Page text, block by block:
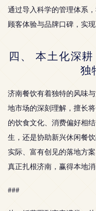
通过导入科学的管理体系
顾客体验与品牌口碑，实现
四、 本土化深
独
济南餐饮有着独特的风味
地市场的深刻理解，擅长
的饮食文化、消费偏好相
生，还是协助新兴休闲餐
实际、富有创见的落地方
真正扎根济南，赢得本地消
###